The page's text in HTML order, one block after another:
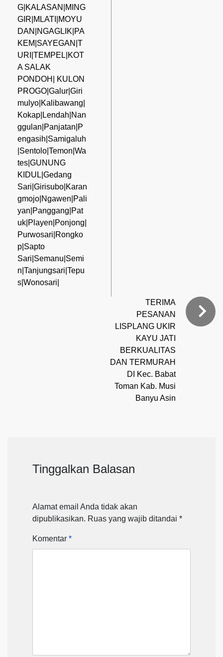
G|KALASAN|MING
GIR|MLATI|MOYU
DAN|NGAGLIK|PA
KEM|SAYEGAN|T
URI|TEMPEL|KOT
A SALAK
PONDOH| KULON
PROGO|Galur|Giri
mulyo|Kalibawang|
Kokap|Lendah|Nan
ggulan|Panjatan|P
engasih|Samigaluh
|Sentolo|Temon|Wa
tes|GUNUNG
KIDUL|Gedang
Sari|Girisubo|Karan
gmojo|Ngawen|Pali
yan|Panggang|Pat
uk|Playen|Ponjong|
Purwosari|Rongko
p|Sapto
Sari|Semanu|Semi
n|Tanjungsari|Tepu
s|Wonosari|
TERIMA
PESANAN
LISPLANG UKIR
KAYU JATI
BERKUALITAS
DAN TERMURAH
DI Kec. Babat
Toman Kab. Musi
Banyu Asin
Tinggalkan Balasan
Alamat email Anda tidak akan
dipublikasikan. Ruas yang wajib ditandai *
Komentar *